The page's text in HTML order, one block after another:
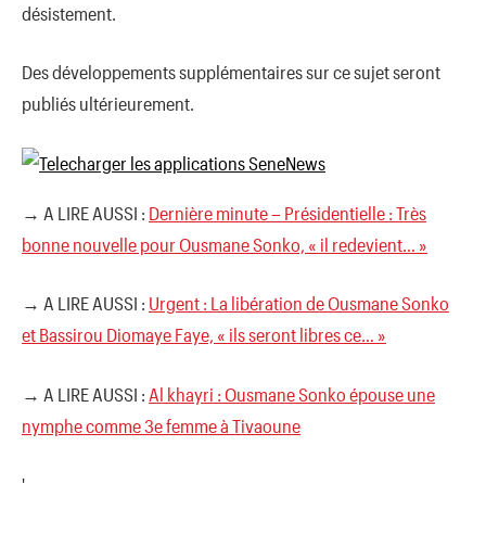
désistement.
Des développements supplémentaires sur ce sujet seront
publiés ultérieurement.
→ A LIRE AUSSI : Dernière minute – Présidentielle : Très
bonne nouvelle pour Ousmane Sonko, « il redevient… »
→ A LIRE AUSSI : Urgent : La libération de Ousmane Sonko
et Bassirou Diomaye Faye, « ils seront libres ce… »
→ A LIRE AUSSI : Al khayri : Ousmane Sonko épouse une
nymphe comme 3e femme à Tivaoune
'